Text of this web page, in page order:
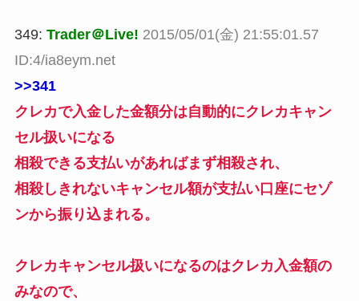
349: Trader＠Live! 2015/05/01(金) 21:55:01.57
ID:4/ia8eym.net
>>341
クレカで入金した金額分は自動的にクレカキャン
セル扱いになる
相殺できる支払いがあればまず相殺され、
相殺しきれないキャンセル額が支払い口座にセゾ
ンから振り込まれる。
クレカキャンセル扱いになるのはクレカ入金額の
みなので、